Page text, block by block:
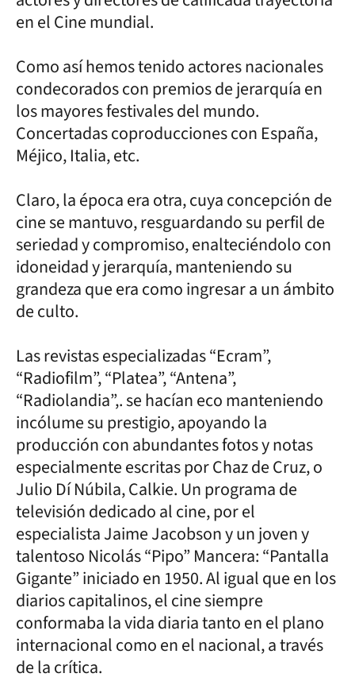
en el Cine mundial.
Como así hemos tenido actores nacionales
condecorados con premios de jerarquía en
los mayores festivales del mundo.
Concertadas coproducciones con España,
Méjico, Italia, etc.
Claro, la época era otra, cuya concepción de
cine se mantuvo, resguardando su perfil de
seriedad y compromiso, enalteciéndolo con
idoneidad y jerarquía, manteniendo su
grandeza que era como ingresar a un ámbito
de culto.
Las revistas especializadas “Ecram”,
“Radiofilm”, “Platea”, “Antena”,
“Radiolandia”,. se hacían eco manteniendo
incólume su prestigio, apoyando la
producción con abundantes fotos y notas
especialmente escritas por Chaz de Cruz, o
Julio Dí Núbila, Calkie. Un programa de
televisión dedicado al cine, por el
especialista Jaime Jacobson y un joven y
talentoso Nicolás “Pipo” Mancera: “Pantalla
Gigante” iniciado en 1950. Al igual que en los
diarios capitalinos, el cine siempre
conformaba la vida diaria tanto en el plano
internacional como en el nacional, a través
de la crítica.